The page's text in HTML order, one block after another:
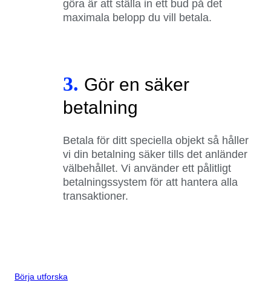
göra är att ställa in ett bud på det
maximala belopp du vill betala.
3. Gör en säker
betalning
Betala för ditt speciella objekt så håller
vi din betalning säker tills det anländer
välbehållet. Vi använder ett pålitligt
betalningssystem för att hantera alla
transaktioner.
Börja utforska